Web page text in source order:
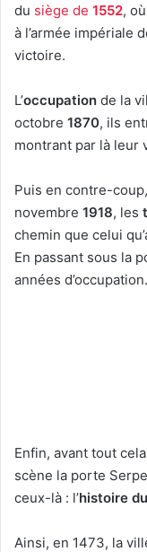
du siège de 1552,
à l’armée impériale
victoire.
L’occupation de la
octobre 1870, ils
montrant par là leur
Puis en contre-
novembre 1918, les
chemin que celui
En passant sous la
années d’occupation.
Enfin, avant tout
scène la porte
ceux-là : l’histoire
Ainsi, en 1473, la